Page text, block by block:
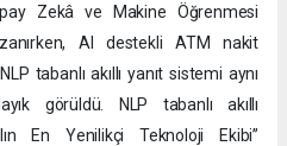
Zekâ ve Makine Öğrenmesi
AI destekli ATM nakit
tabanlı akıllı yanıt sistemi aynı
görüldü. NLP tabanlı akıllı
En Yenilikçi Teknoloji Ekibi”